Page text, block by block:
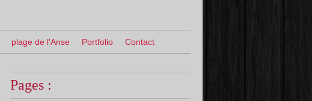
plage de l'Anse Portfolio Contact
Pages :